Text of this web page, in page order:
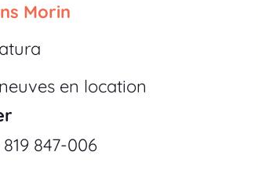
Morin
en location
819 847-006